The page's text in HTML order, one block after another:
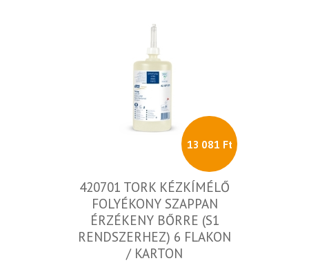
13 081 Ft
420701 TORK KÉZKÍMÉLŐ
FOLYÉKONY SZAPPAN
ÉRZÉKENY BŐRRE (S1
RENDSZERHEZ) 6 FLAKON
/ KARTON